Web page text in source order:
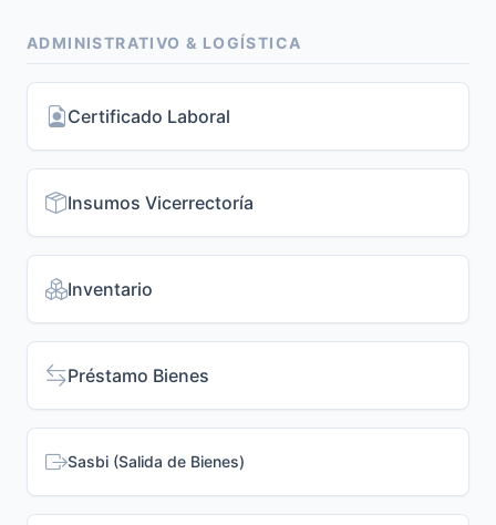
ADMINISTRATIVO & LOGÍSTICA
Certificado Laboral
Insumos Vicerrectoría
Inventario
Préstamo Bienes
Sasbi (Salida de Bienes)